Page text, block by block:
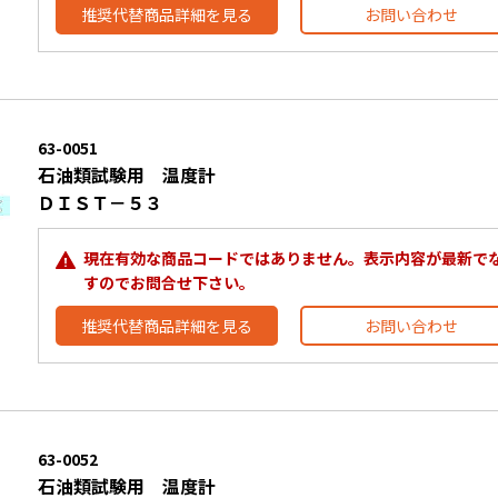
推奨代替商品詳細を見る お問い合わせ
63-0051
石油類試験用 温度計
ＤＩＳＴ－５３
現在有効な商品コードではありません。表示内容が最新で
すのでお問合せ下さい。
推奨代替商品詳細を見る
お問い合わせ
63-0052
石油類試験用 温度計